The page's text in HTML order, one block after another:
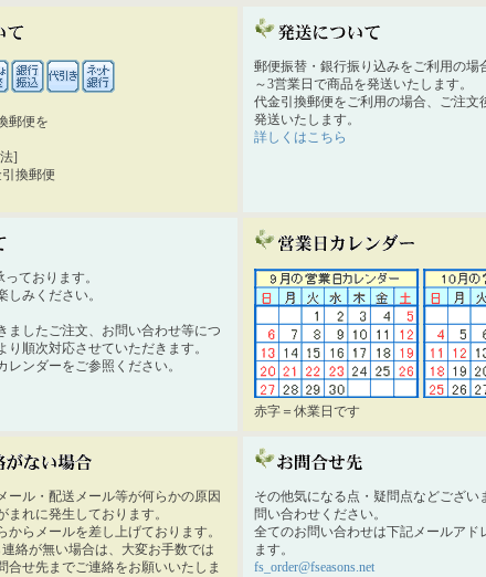
郵便を
]
換郵便
郵便振替・銀行振り込みをご利用の場
～3営業日で商品を発送いたします。
代金引換郵便をご利用の場合、ご注文
発送いたします。
詳しくはこちら
ております。
しみください。
ましたご注文、お問い合わせ等につ
り順次対応させていただきます。
ンダーをご参照ください。
赤字＝休業日です
ール・配送メール等が何らかの原因
れに発生しております。
からメールを差し上げております。
絡が無い場合は、大変お手数では
合せ先までご連絡をお願いいたしま
その他気になる点・疑問点などござい
問い合わせください。
全てのお問い合わせは下記メールアド
ます。
fs_order@fseasons.net